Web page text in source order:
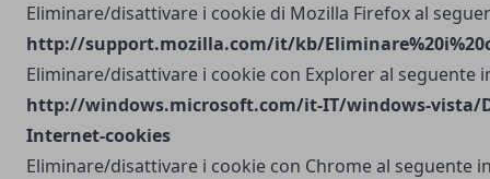
Eliminare/disattivare i cookie di Mozilla Firefox al
http://support.mozilla.com/it/kb/
Eliminare/disattivare i cookie con Explorer al seguente
http://windows.microsoft.com/it-IT/windows-vista/
Internet-cookies
Eliminare/disattivare i cookie con Chrome al seguente